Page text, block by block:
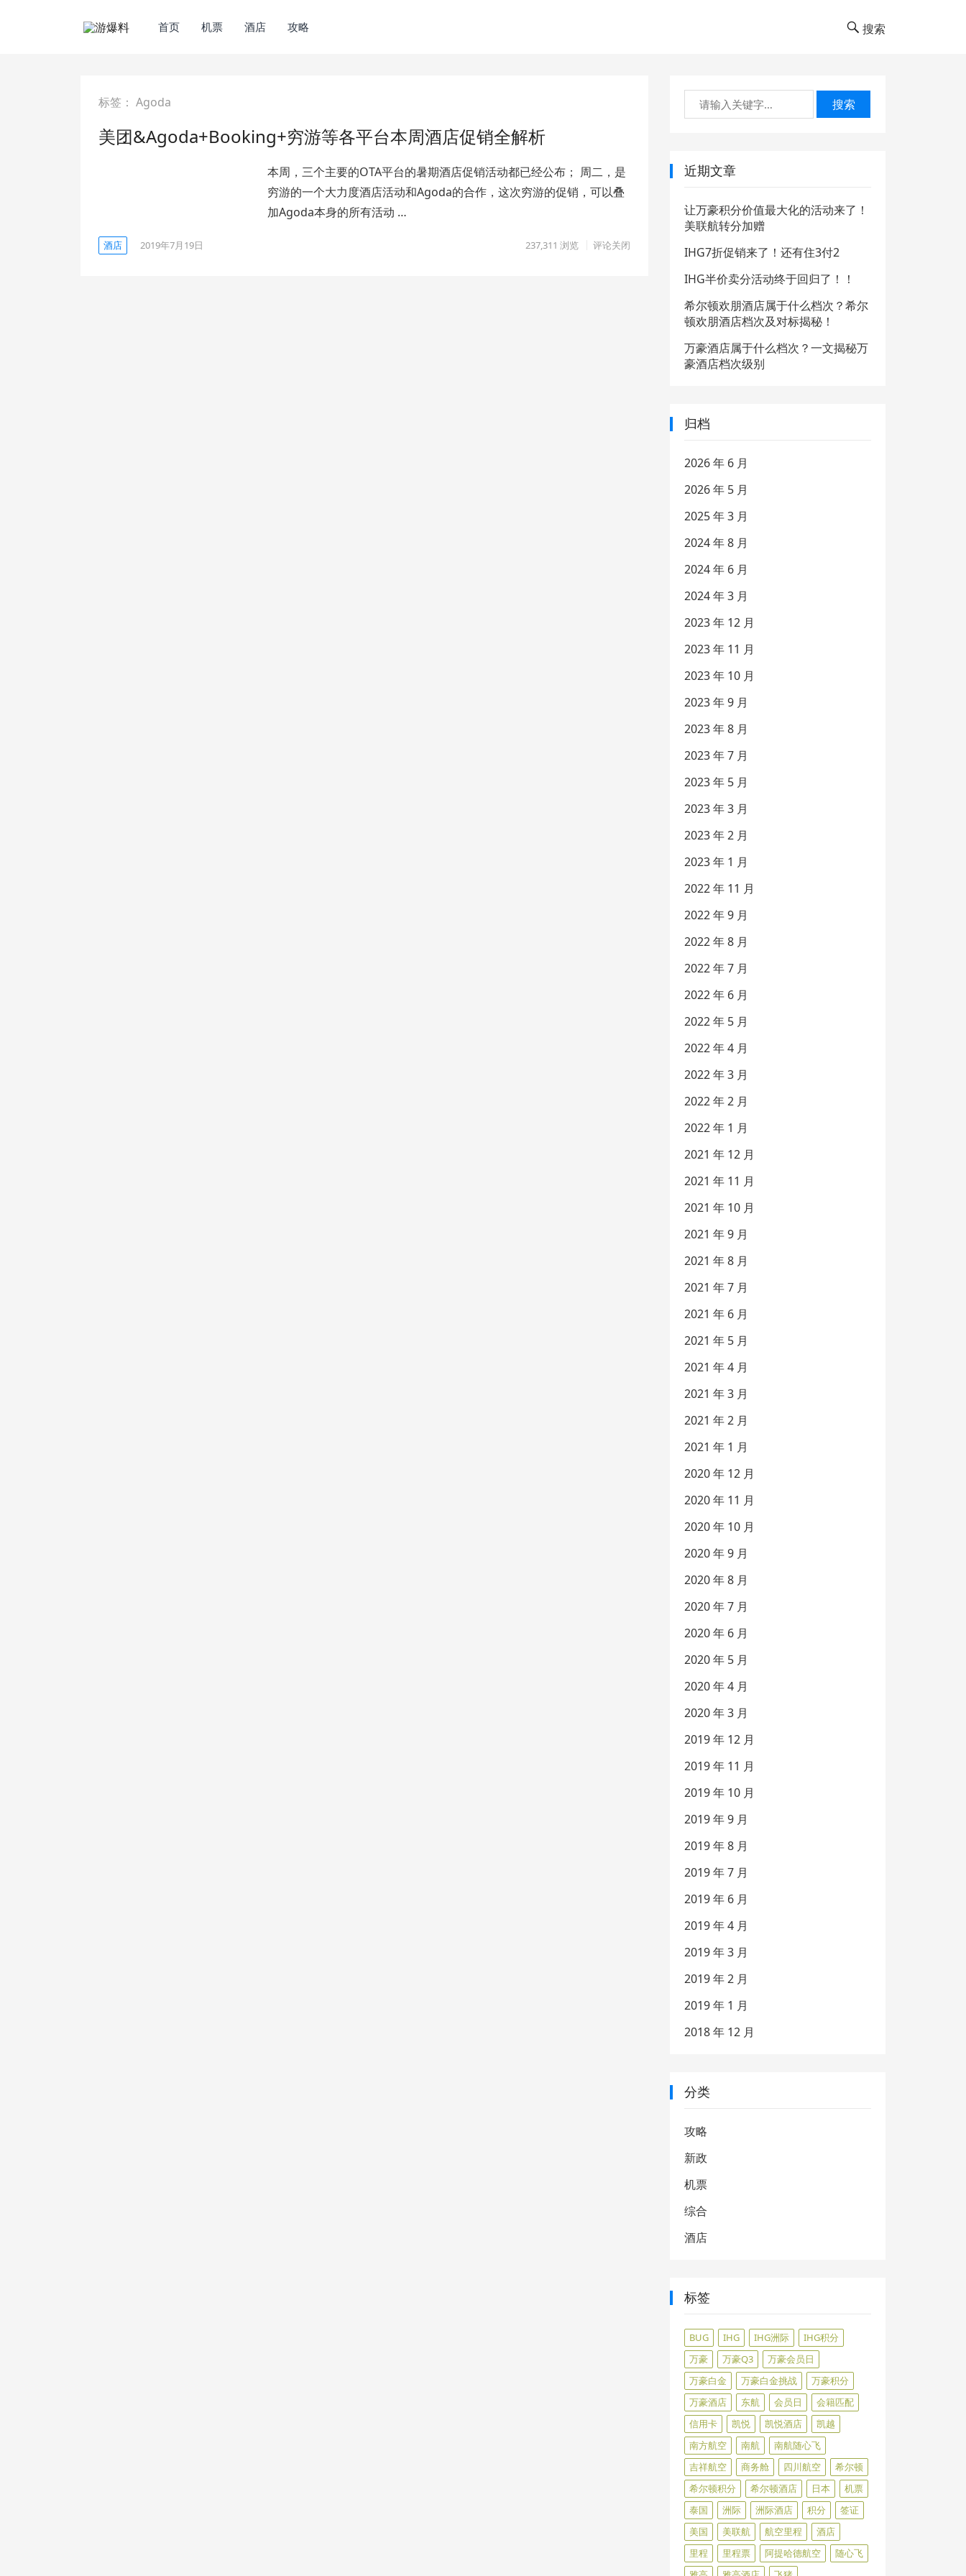
首页 机票 酒店 攻略 搜索
标签： Agoda
美团&Agoda+Booking+穷游等各平台本周酒店促销全解析
本周，三个主要的OTA平台的暑期酒店促销活动都已经公布； 周二，是
穷游的一个大力度酒店活动和Agoda的合作，这次穷游的促销，可以叠
加Agoda本身的所有活动 …
酒店 2019年7月19日 237,311 浏览 评论关闭
搜索
近期文章
让万豪积分价值最大化的活动来了！
美联航转分加赠
IHG7折促销来了！还有住3付2
IHG半价卖分活动终于回归了！！
希尔顿欢朋酒店属于什么档次？希尔
顿欢朋酒店档次及对标揭秘！
万豪酒店属于什么档次？一文揭秘万
豪酒店档次级别
归档
2026 年 6 月
2026 年 5 月
2025 年 3 月
2024 年 8 月
2024 年 6 月
2024 年 3 月
2023 年 12 月
2023 年 11 月
2023 年 10 月
2023 年 9 月
2023 年 8 月
2023 年 7 月
2023 年 5 月
2023 年 3 月
2023 年 2 月
2023 年 1 月
2022 年 11 月
2022 年 9 月
2022 年 8 月
2022 年 7 月
2022 年 6 月
2022 年 5 月
2022 年 4 月
2022 年 3 月
2022 年 2 月
2022 年 1 月
2021 年 12 月
2021 年 11 月
2021 年 10 月
2021 年 9 月
2021 年 8 月
2021 年 7 月
2021 年 6 月
2021 年 5 月
2021 年 4 月
2021 年 3 月
2021 年 2 月
2021 年 1 月
2020 年 12 月
2020 年 11 月
2020 年 10 月
2020 年 9 月
2020 年 8 月
2020 年 7 月
2020 年 6 月
2020 年 5 月
2020 年 4 月
2020 年 3 月
2019 年 12 月
2019 年 11 月
2019 年 10 月
2019 年 9 月
2019 年 8 月
2019 年 7 月
2019 年 6 月
2019 年 4 月
2019 年 3 月
2019 年 2 月
2019 年 1 月
2018 年 12 月
分类
攻略
新政
机票
综合
酒店
标签
BUG IHG IHG洲际
IHG积分
万豪
万豪Q3
万豪会员日
万豪白金
万豪白金挑战
万豪积分
万豪酒店
东航 会员日
会籍匹配
信用卡
凯悦 凯悦酒店
凯越
南方航空
南航
南航随心飞
吉祥航空
商务舱 四川航空
希尔顿
希尔顿积分
希尔顿酒店 日本
机票
泰国
洲际 洲际酒店 积分
签证
美国
美联航 航空里程
酒店
里程
里程票 阿提哈德航空
随心飞